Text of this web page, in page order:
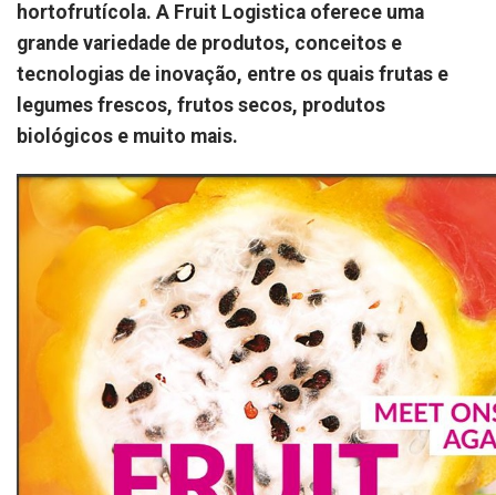
hortofrutícola. A Fruit Logistica oferece uma
grande variedade de produtos, conceitos e
tecnologias de inovação, entre os quais frutas e
legumes frescos, frutos secos, produtos
biológicos e muito mais.